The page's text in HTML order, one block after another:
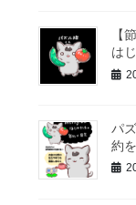
【
は
パ
約